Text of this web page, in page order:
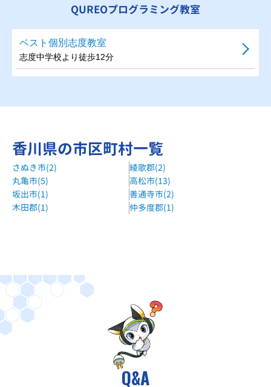
QUREOプログラミング教室
ベスト個別志度教室
志度中学校より徒歩12分
香川県の市区町村一覧
さぬき市(2)
綾歌郡(2)
丸亀市(5)
高松市(13)
坂出市(1)
善通寺市(2)
木田郡(1)
仲多度郡(1)
Q&A